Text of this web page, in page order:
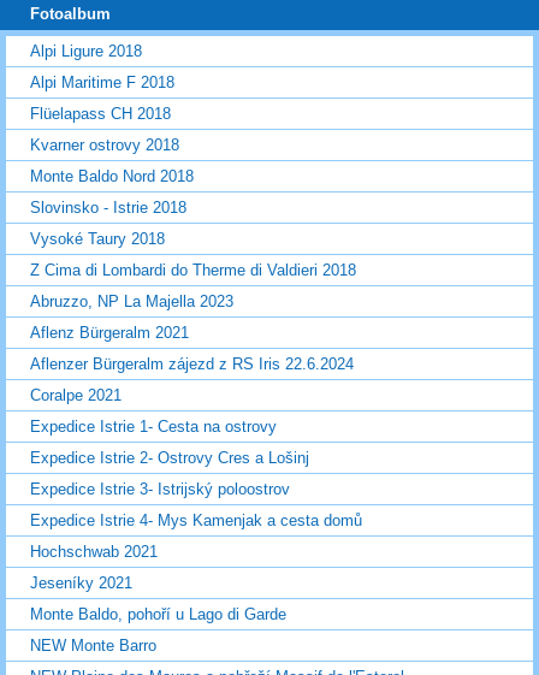
Fotoalbum
Alpi Ligure 2018
Alpi Maritime F 2018
Flüelapass CH 2018
Kvarner ostrovy 2018
Monte Baldo Nord 2018
Slovinsko - Istrie 2018
Vysoké Taury 2018
Z Cima di Lombardi do Therme di Valdieri 2018
Abruzzo, NP La Majella 2023
Aflenz Bürgeralm 2021
Aflenzer Bürgeralm zájezd z RS Iris 22.6.2024
Coralpe 2021
Expedice Istrie 1- Cesta na ostrovy
Expedice Istrie 2- Ostrovy Cres a Lošinj
Expedice Istrie 3- Istrijský poloostrov
Expedice Istrie 4- Mys Kamenjak a cesta domů
Hochschwab 2021
Jeseníky 2021
Monte Baldo, pohoří u Lago di Garde
NEW Monte Barro